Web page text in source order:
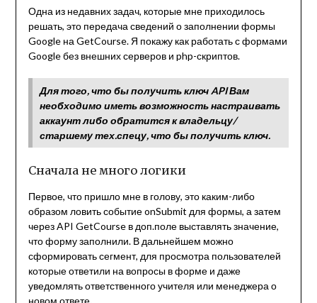
Одна из недавних задач, которые мне приходилось
решать, это передача сведений о заполнении формы
Google на GetCourse. Я покажу как работать с формами
Google без внешних серверов и php-скриптов.
Для того, что бы получить ключ API Вам
необходимо иметь возможность настраивать
аккаунт либо обратится к владельцу/
старшему тех.спецу, что бы получить ключ.
Сначала не много логики
Первое, что пришло мне в голову, это каким-либо
образом ловить событие onSubmit для формы, а затем
через API GetCourse в доп.поле выставлять значение,
что форму заполнили. В дальнейшем можно
сформировать сегмент, для просмотра пользователей
которые ответили на вопросы в форме и даже
уведомлять ответственного учителя или менеджера о